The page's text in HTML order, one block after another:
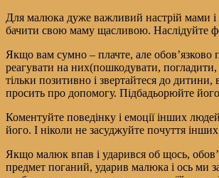
Для малюка дуже важливий настрій мами
бачити свою маму щасливою. Наслідуйте
Якщо вам сумно – плачте, але обов’язково
реагувати на них(пошкодувати,
тільки позитивно і звертайтеся до
просить про допомогу. Підбадьорюйте
Коментуйте поведінку і емоції інших
його. І ніколи не засуджуйте почуття
Якщо малюк впав і ударився об щось,
предмет поганий, ударив малюка і ось ми